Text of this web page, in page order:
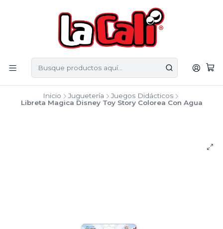
Inicio Juguetería
Juegos Didácticos
Libreta Magica Disney Toy Story Colorea Con Agua